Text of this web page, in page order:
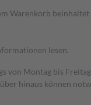
Warenkorb
lesen.
Montag bis
hinaus können